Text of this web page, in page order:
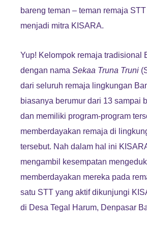
bareng teman – teman remaja
menjadi mitra KISARA.
Yup! Kelompok remaja tradisional
dengan nama Sekaa Truna Truni
dari seluruh remaja lingkungan
biasanya berumur dari 13 sampai
dan memiliki program-program
memberdayakan remaja di
tersebut. Nah dalam hal ini
mengambil kesempatan
memberdayakan mereka pada
satu STT yang aktif dikunjungi
di Desa Tegal Harum, Denpasar